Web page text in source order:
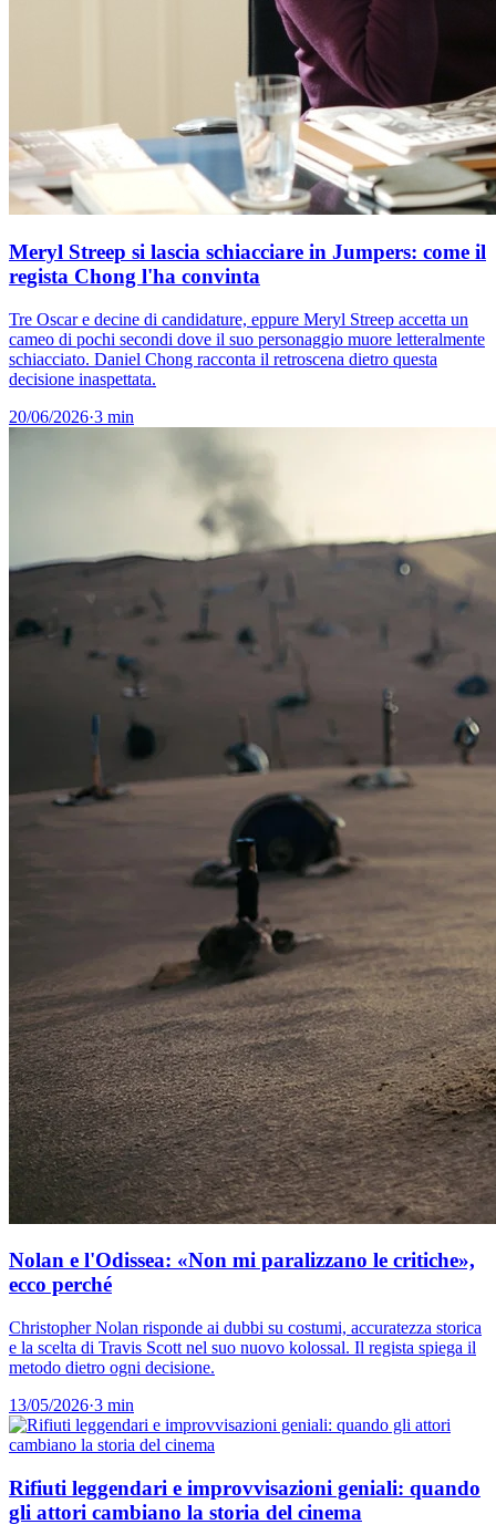
Meryl Streep si lascia schiacciare in Jumpers: come il
regista Chong l'ha convinta
Tre Oscar e decine di candidature, eppure Meryl Streep accetta un
cameo di pochi secondi dove il suo personaggio muore letteralmente
schiacciato. Daniel Chong racconta il retroscena dietro questa
decisione inaspettata.
20/06/2026·3 min
Nolan e l'Odissea: «Non mi paralizzano le critiche»,
ecco perché
Christopher Nolan risponde ai dubbi su costumi, accuratezza storica
e la scelta di Travis Scott nel suo nuovo kolossal. Il regista spiega il
metodo dietro ogni decisione.
13/05/2026·3 min
Rifiuti leggendari e improvvisazioni geniali: quando
gli attori cambiano la storia del cinema